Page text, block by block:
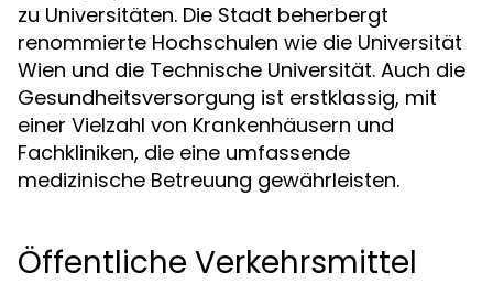
zu Universitäten. Die Stadt beherbergt
renommierte Hochschulen wie die Universität
Wien und die Technische Universität. Auch die
Gesundheitsversorgung ist erstklassig, mit
einer Vielzahl von Krankenhäusern und
Fachkliniken, die eine umfassende
medizinische Betreuung gewährleisten.
Öffentliche Verkehrsmittel